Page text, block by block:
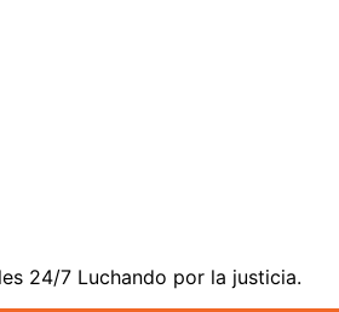
24/7 Luchando por la justicia.